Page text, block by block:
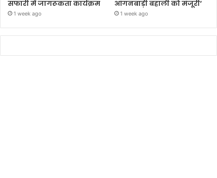
सफारी में जागरूकता कार्यक्रम
1 week ago
आंगनबाड़ी बहाली को मंजूरी’
1 week ago